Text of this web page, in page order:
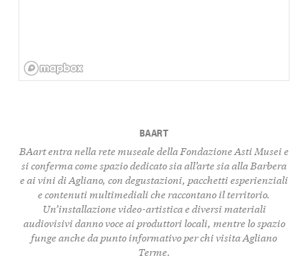
BAART
BAart entra nella rete museale della Fondazione Asti Musei e
si conferma come spazio dedicato sia all’arte sia allaBarbera
e ai vini di Agliano, con degustazioni, pacchetti esperienziali
e contenuti multimediali che raccontano il territorio.
Un’installazione video-artistica e diversi materiali
audiovisivi danno voce ai produttori locali, mentre lo spazio
funge anche da punto informativo per chi visita Agliano
Terme.